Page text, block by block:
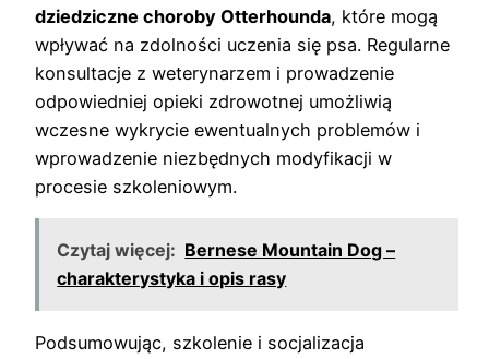
dziedziczne choroby Otterhounda, które mogą
wpływać na zdolności uczenia się psa. Regularne
konsultacje z weterynarzem i prowadzenie
odpowiedniej opieki zdrowotnej umożliwią
wczesne wykrycie ewentualnych problemów i
wprowadzenie niezbędnych modyfikacji w
procesie szkoleniowym.
Czytaj więcej: Bernese Mountain Dog –
charakterystyka i opis rasy
Podsumowując, szkolenie i socjalizacja